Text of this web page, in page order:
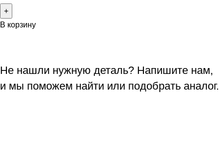
В корзину
Не нашли нужную деталь? Напишите нам,
и мы поможем найти или подобрать аналог.